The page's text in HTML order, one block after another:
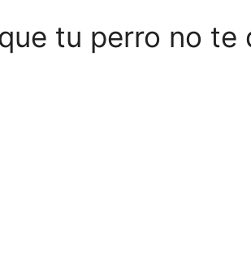
tu perro no te